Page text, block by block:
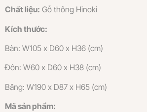
Chất liệu: Gỗ thông Hinoki
Kích thước:
Bàn: W105 x D60 x H36 (cm)
Đôn: W60 x D60 x H38 (cm)
Băng: W190 x D87 x H65 (cm)
Mã sản phẩm: